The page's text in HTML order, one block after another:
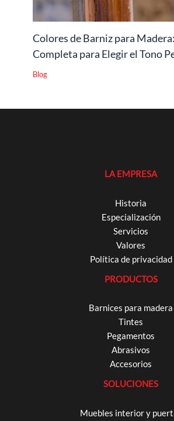
Colores de Barniz para
Completa para Elegir el Tono
Blog
LA EMPRESA
Historia
Especialización
Servicios
Valores
Política de privacidad
PRODUCTOS
Barnices para madera
Tintes
Pegamentos
Abrasivos
Accesorios
SOLUCIONES
Muebles interior y